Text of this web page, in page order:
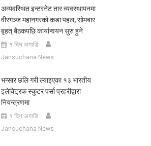
अव्यवस्थित इन्टरनेट तार व्यवस्थापनमा
वीरगञ्ज महानगरको कडा पहल, सोमबार
बृहत् बैठकपछि कार्यान्वयन सुरु हुने
१ दिन अगाडि
Jansuchana News
भन्सार छलि गरी ल्याइएका १३ भारतीय
इलेक्ट्रिक स्कुटर पर्सा प्रहरीद्वारा
नियन्त्रणमा
१ दिन अगाडि
Jansuchana News